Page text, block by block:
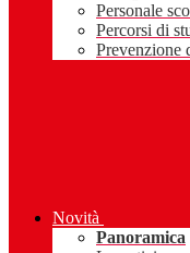
Personale
Percorsi di
Prevenzione
Novità
Panoramica